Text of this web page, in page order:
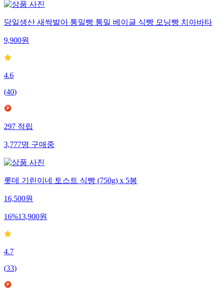
당일생산 새싹발아 통밀빵 통밀 베이글 식빵 모닝빵 치아바타
9,900원
4.6
(40)
297 적립
3,777명 구매중
롯데 기린이네 토스트 식빵 (750g) x 5봉
16,500원
16%13,900원
4.7
(33)